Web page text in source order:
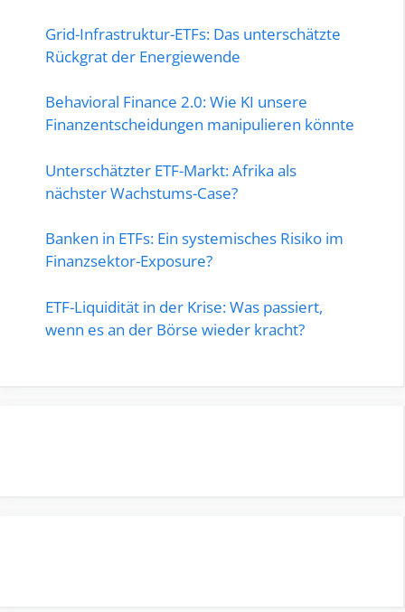
Grid-Infrastruktur-ETFs: Das unterschätzte
Rückgrat der Energiewende
Behavioral Finance 2.0: Wie KI unsere
Finanzentscheidungen manipulieren könnte
Unterschätzter ETF-Markt: Afrika als
nächster Wachstums-Case?
Banken in ETFs: Ein systemisches Risiko im
Finanzsektor-Exposure?
ETF-Liquidität in der Krise: Was passiert,
wenn es an der Börse wieder kracht?